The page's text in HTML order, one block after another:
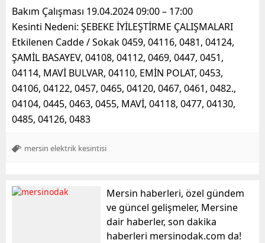
Bakım Çalışması 19.04.2024 09:00 – 17:00
Kesinti Nedeni: ŞEBEKE İYİLEŞTİRME ÇALIŞMALARI
Etkilenen Cadde / Sokak 0459, 04116, 0481, 04124,
ŞAMİL BASAYEV, 04108, 04112, 0469, 0447, 0451,
04114, MAVİ BULVAR, 04110, EMİN POLAT, 0453,
04106, 04122, 0457, 0465, 04120, 0467, 0461, 0482.,
04104, 0445, 0463, 0455, MAVİ, 04118, 0477, 04130,
0485, 04126, 0483
mersin elektrik kesintisi
Mersin haberleri, özel gündem
ve güncel gelişmeler, Mersine
dair haberler, son dakika
haberleri mersinodak.com da!